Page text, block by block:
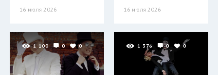
16 июля 2026 16 июля 2026
1 100 0 0 1 376 0 0